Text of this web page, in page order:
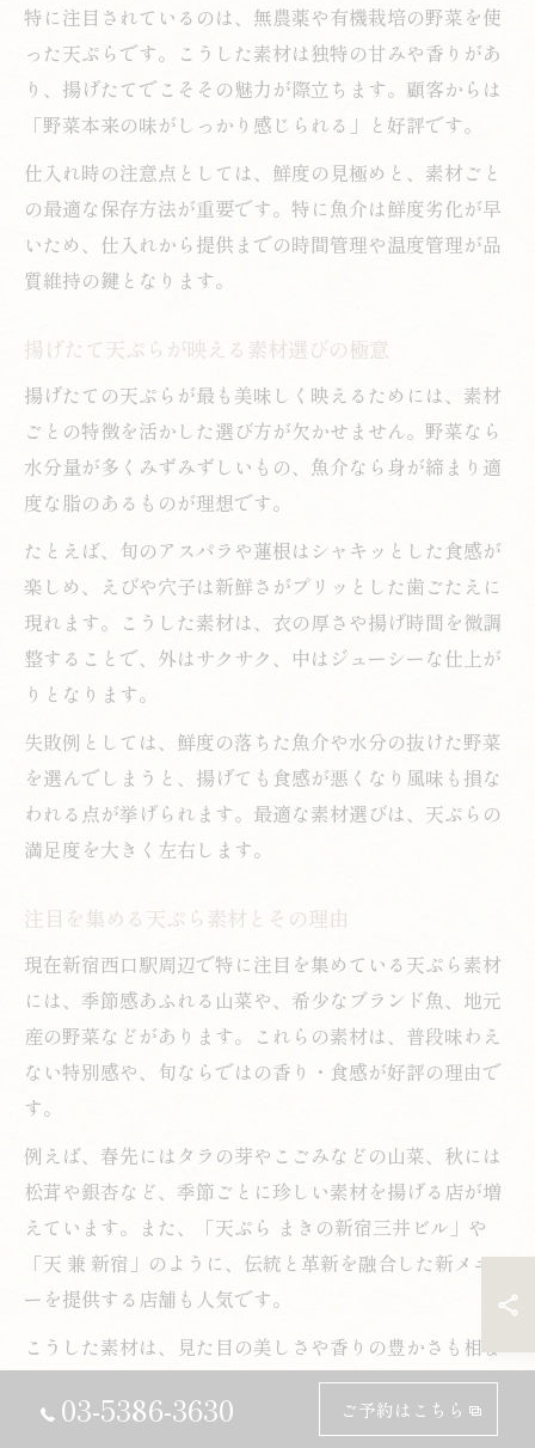
特に注目されているのは、無農薬や有機栽培の野菜を使
った天ぷらです。こうした素材は独特の甘みや香りがあ
り、揚げたてでこそその魅力が際立ちます。顧客からは
「野菜本来の味がしっかり感じられる」と好評です。
仕入れ時の注意点としては、鮮度の見極めと、素材ごと
の最適な保存方法が重要です。特に魚介は鮮度劣化が早
いため、仕入れから提供までの時間管理や温度管理が品
質維持の鍵となります。
揚げたて天ぷらが映える素材選びの極意
揚げたての天ぷらが最も美味しく映えるためには、素材
ごとの特徴を活かした選び方が欠かせません。野菜なら
水分量が多くみずみずしいもの、魚介なら身が締まり適
度な脂のあるものが理想です。
たとえば、旬のアスパラや蓮根はシャキッとした食感が
楽しめ、えびや穴子は新鮮さがプリッとした歯ごたえに
現れます。こうした素材は、衣の厚さや揚げ時間を微調
整することで、外はサクサク、中はジューシーな仕上が
りとなります。
失敗例としては、鮮度の落ちた魚介や水分の抜けた野菜
を選んでしまうと、揚げても食感が悪くなり風味も損な
われる点が挙げられます。最適な素材選びは、天ぷらの
満足度を大きく左右します。
注目を集める天ぷら素材とその理由
現在新宿西口駅周辺で特に注目を集めている天ぷら素材
には、季節感あふれる山菜や、希少なブランド魚、地元
産の野菜などがあります。これらの素材は、普段味わえ
ない特別感や、旬ならではの香り・食感が好評の理由で
す。
例えば、春先にはタラの芽やこごみなどの山菜、秋には
松茸や銀杏など、季節ごとに珍しい素材を揚げる店が増
えています。また、「天ぷら まきの新宿三井ビル」や
「天 兼 新宿」のように、伝統と革新を融合した新メニュ
ーを提供する店舗も人気です。
こうした素材は、見た目の美しさや香りの豊かさも相ま
って、食事の体験価値を高めています。特別な日のラン
チや会食にも最適とされ、リピーターを増やす要因とな
03-5386-3630 ご予約はこちら